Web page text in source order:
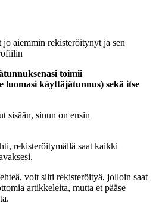
aiemmin rekisteröitynyt ja sen
toimii
luomasi käyttäjätunnus) sekä itse
sisään, sinun on ensin
rekisteröitymällä saat kaikki
voit silti rekisteröityä, jolloin saat
artikkeleita, mutta et pääse